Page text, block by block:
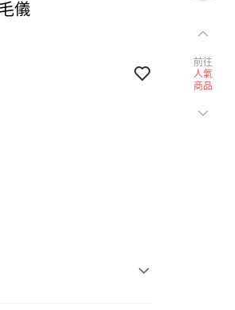
儀
前往
人氣
商品